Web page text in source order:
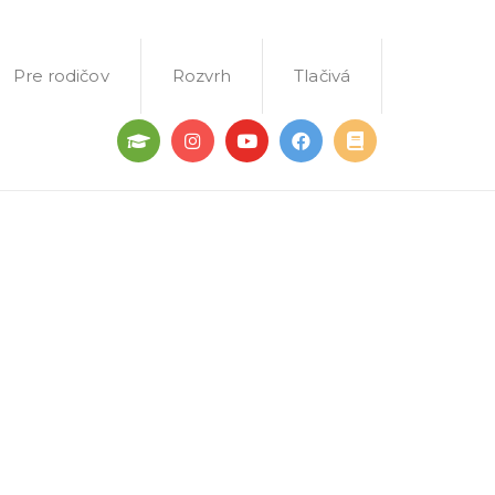
Pre rodičov Rozvrh Tlačivá